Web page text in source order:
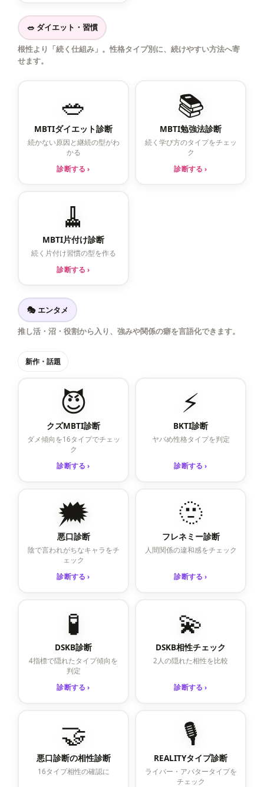
🥗 ダイエット・習慣
根性より「続く仕組み」。性格タイプ別に、続けやすい方法へ寄
せます。
🥗
MBTIダイエット診断
続かない原因と継続の型がわ
かる
診断する ›
📚
MBTI勉強法診断
続く学び方のタイプをチェッ
ク
診断する ›
🧹
MBTI片付け診断
続く片付け習慣の型を作る
診断する ›
🎭 エンタメ
推し活・沼・役割から入り、強みや関係の癖を言語化できます。
新作・話題
😈
クズMBTI診断
ダメ傾向を16タイプでチェッ
ク
診断する ›
⚡
BKTI診断
ヤバめ性格タイプを判定
診断する ›
🗯️
悪口診断
陰で言われがちなキャラをチ
ェック
診断する ›
🫥
フレネミー診断
人間関係の違和感をチェック
診断する ›
🧪
DSKB診断
4指標で隠れたタイプ傾向を
判定
診断する ›
💫
DSKB相性チェック
2人の隠れた相性を比較
診断する ›
🤝
悪口診断の相性診断
16タイプ相性の確認に
🎙️
REALITYタイプ診断
ライバー・アバタータイプを
チェック